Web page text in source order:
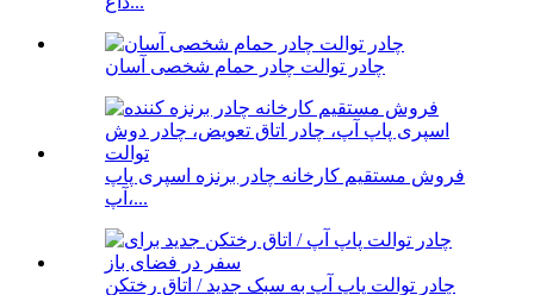
چادر توالت چادر حمام شخصی آسان
فروش مستقیم کارخانه چادر برنزه اسپری پاپ
آپ،...
چادر توالت پاپ آپ به سبک جدید / اتاق رختکن